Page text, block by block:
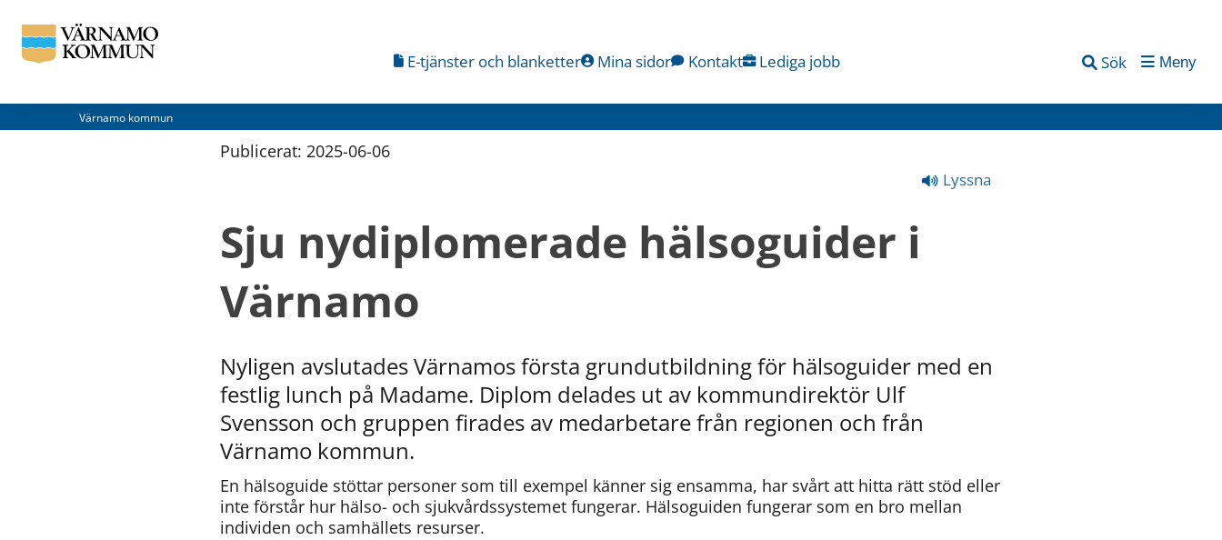
E-tjänster och blanketter Mina sidor Kontakt Lediga jobb Sök Meny
Värnamo kommun
Publicerat: 2025-06-06
Lyssna
Sju nydiplomerade hälsoguider i
Värnamo
Nyligen avslutades Värnamos första grundutbildning för hälsoguider med en
festlig lunch på Madame. Diplom delades ut av kommundirektör Ulf
Svensson och gruppen firades av medarbetare från regionen och från
Värnamo kommun.
En hälsoguide stöttar personer som till exempel känner sig ensamma, har svårt att hitta rätt stöd eller
inte förstår hur hälso- och sjukvårdssystemet fungerar. Hälsoguiden fungerar som en bro mellan
individen och samhällets resurser.